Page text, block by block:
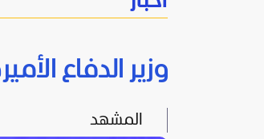
وزير الدفاع
المشهد